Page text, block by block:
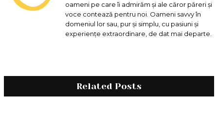
oameni pe care îi admirăm și ale căror păreri și
voce contează pentru noi. Oameni savvy în
domeniul lor sau, pur și simplu, cu pasiuni și
experiențe extraordinare, de dat mai departe.
Related Posts